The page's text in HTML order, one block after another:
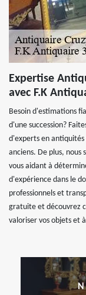
Expertise
avec F.K
Besoin d'estimations
d'une succession?
d'experts en antiquités
anciens. De plus, nous
vous aidant à
d'expérience dans le
professionnels et
gratuite et découvrez
valoriser vos objets et